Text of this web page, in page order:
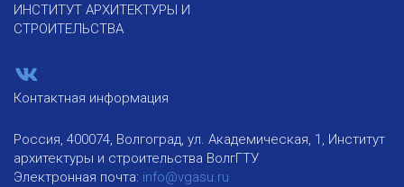
ИНСТИТУТ АРХИТЕКТУРЫ И
СТРОИТЕЛЬСТВА
Контактная информация
Россия, 400074, Волгоград, ул. Академическая, 1, Институт
архитектуры и строительства ВолгГТУ
Электронная почта: info@vgasu.ru